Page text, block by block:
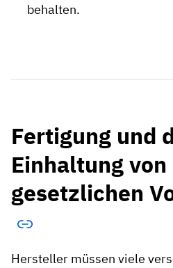
behalten.
Fertigung und
Einhaltung von
gesetzlichen
Hersteller müssen viele